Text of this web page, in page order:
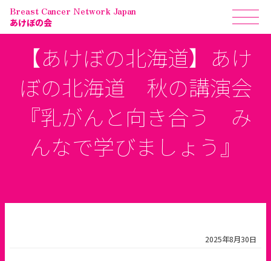
Breast Cancer Network Japan
あけぼの会
【あけぼの北海道】あけ
ぼの北海道 秋の講演会
『乳がんと向き合う み
んなで学びましょう』
2025年8月30日